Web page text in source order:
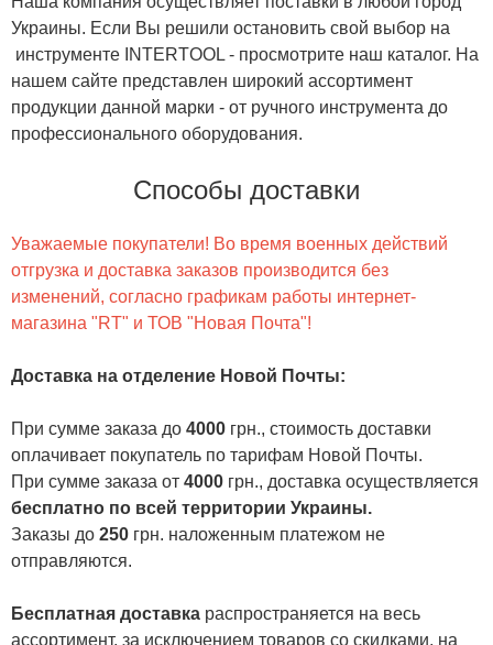
Украины. Если Вы решили остановить свой выбор на
инструменте INTERTOOL - просмотрите наш каталог. На
нашем сайте представлен широкий ассортимент
продукции данной марки - от ручного инструмента до
профессионального оборудования.
Способы доставки
Уважаемые покупатели! Во время военных действий
отгрузка и доставка заказов производится без
изменений, согласно графикам работы интернет-
магазина "RT" и ТОВ "Новая Почта"!
Доставка на отделение Новой Почты:
При сумме заказа до 4000 грн., стоимость доставки
оплачивает покупатель по тарифам Новой Почты.
При сумме заказа от 4000 грн., доставка осуществляется
бесплатно по всей территории Украины.
Заказы до 250 грн. наложенным платежом не
отправляются.
Бесплатная доставка распространяется на весь
ассортимент, за исключением товаров со скидками, на